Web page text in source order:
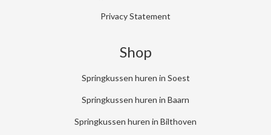
Privacy Statement
Shop
Springkussen huren in Soest
Springkussen huren in Baarn
Springkussen huren in Bilthoven